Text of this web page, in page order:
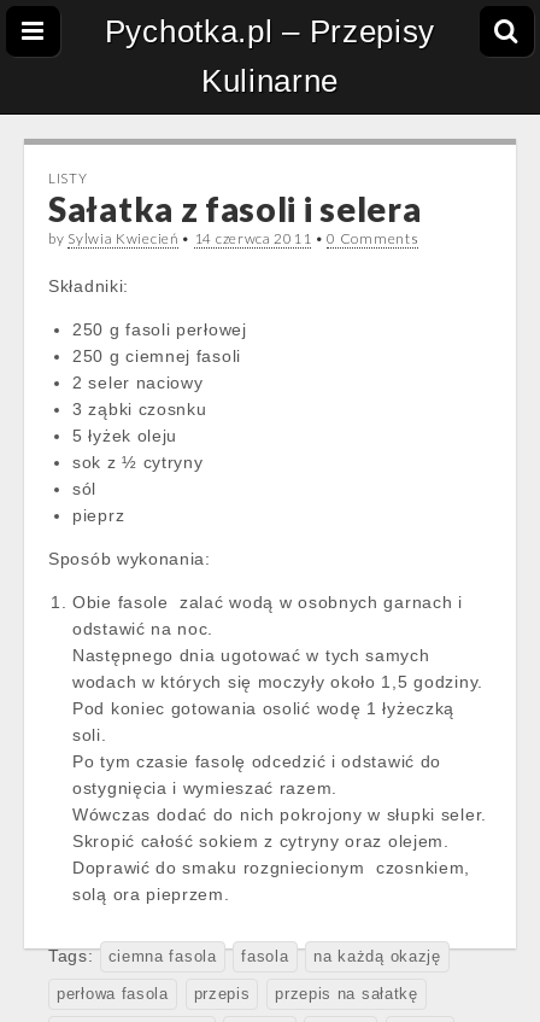
Pychotka.pl – Przepisy
Kulinarne
LISTY
Sałatka z fasoli i selera
by Sylwia Kwiecień • 14 czerwca 2011 •0 Comments
Składniki:
250 g fasoli perłowej
250 g ciemnej fasoli
2 seler naciowy
3 ząbki czosnku
5 łyżek oleju
sok z ½ cytryny
sól
pieprz
Sposób wykonania:
Obie fasole zalać wodą w osobnych garnach i
odstawić na noc.
Następnego dnia ugotować w tych samych
wodach w których się moczyły około 1,5 godziny.
Pod koniec gotowania osolić wodę 1 łyżeczką
soli.
Po tym czasie fasolę odcedzić i odstawić do
ostygnięcia i wymieszać razem.
Wówczas dodać do nich pokrojony w słupki seler.
Skropić całość sokiem z cytryny oraz olejem.
Doprawić do smaku rozgniecionym czosnkiem,
solą ora pieprzem.
Tags: ciemna fasola fasola na każdą okazję
perłowa fasola przepis przepis na sałatkę